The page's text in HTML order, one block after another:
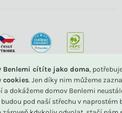
Benlemi cítíte jako doma,
cookies. Jen díky nim můžeme
a dokážeme domov Benlemi
pod naší střechu v naprostém